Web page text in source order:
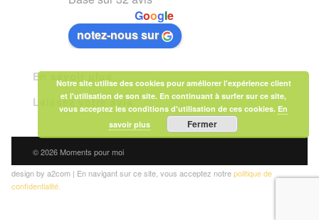
Google
notez-nous sur
En savoir plus
Laissez votre avis
© 2026 Moments pour moi
design by a2com | En navigant sur ce site, vous acceptez notrepolitique de
confidentialité.
Notre site utilise des cookies pour améliorer l'expérience client
et l'utilisation de son site. En continuant à surfer sur ce site,
vous acceptez les conditions d'utilisation de ces cookies. En
savoir plus
Fermer